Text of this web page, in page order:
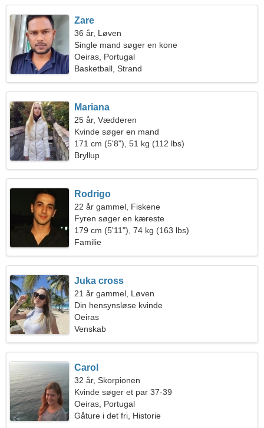
Zare
36 år, Løven
Single mand søger en kone
Oeiras, Portugal
Basketball, Strand
Mariana
25 år, Vædderen
Kvinde søger en mand
171 cm (5'8"), 51 kg (112 lbs)
Bryllup
Rodrigo
22 år gammel, Fiskene
Fyren søger en kæreste
179 cm (5'11"), 74 kg (163 lbs)
Familie
Juka cross
21 år gammel, Løven
Din hensynsløse kvinde
Oeiras
Venskab
Carol
32 år, Skorpionen
Kvinde søger et par 37-39
Oeiras, Portugal
Gåture i det fri, Historie